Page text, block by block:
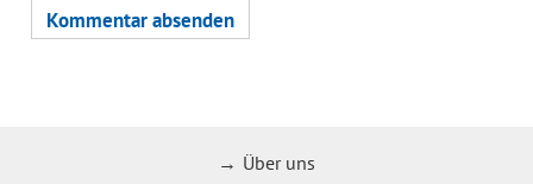
Über uns